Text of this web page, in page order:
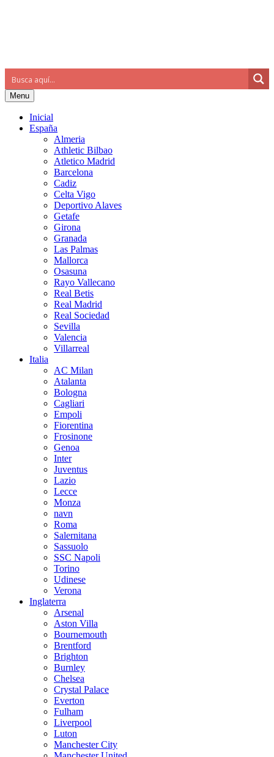
Menu
Inicial
España
Almeria
Athletic Bilbao
Atletico Madrid
Barcelona
Cadiz
Celta Vigo
Deportivo Alaves
Getafe
Girona
Granada
Las Palmas
Mallorca
Osasuna
Rayo Vallecano
Real Betis
Real Madrid
Real Sociedad
Sevilla
Valencia
Villarreal
Italia
AC Milan
Atalanta
Bologna
Cagliari
Empoli
Fiorentina
Frosinone
Genoa
Inter
Juventus
Lazio
Lecce
Monza
navn
Roma
Salernitana
Sassuolo
SSC Napoli
Torino
Udinese
Verona
Inglaterra
Arsenal
Aston Villa
Bournemouth
Brentford
Brighton
Burnley
Chelsea
Crystal Palace
Everton
Fulham
Liverpool
Luton
Manchester City